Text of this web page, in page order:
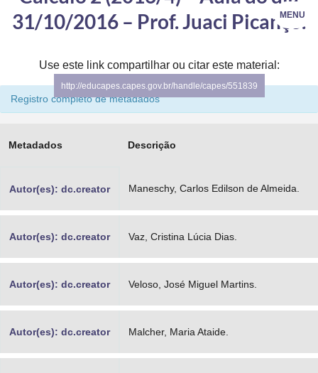
Ministério da Mulher, da Família e dos Direitos Humanos
Secretaria de Governo
Gabinete de Segurança Institucional
Planalto
MENU
31/10/2016 – Prof. Juaci Picanço.
Use este link compartilhar ou citar este material:
http://educapes.capes.gov.br/handle/capes/551839
Registro completo de metadados
Metadados Descrição
Autor(es): dc.creator Maneschy, Carlos Edilson de Almeida.
Autor(es): dc.creator Vaz, Cristina Lúcia Dias.
Autor(es): dc.creator Veloso, José Miguel Martins.
Autor(es): dc.creator Malcher, Maria Ataide.